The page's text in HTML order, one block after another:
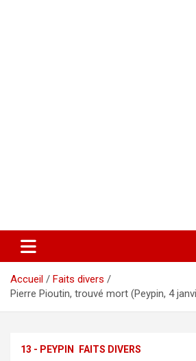
Accueil
Faits divers
Pierre Pioutin, trouvé mort (Peypin, 4
13 - PEYPIN FAITS DIVERS